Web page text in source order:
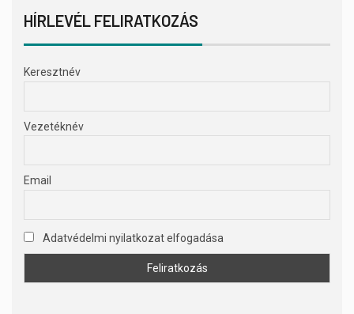
HÍRLEVÉL FELIRATKOZÁS
Keresztnév
Vezetéknév
Email
Adatvédelmi nyilatkozat elfogadása